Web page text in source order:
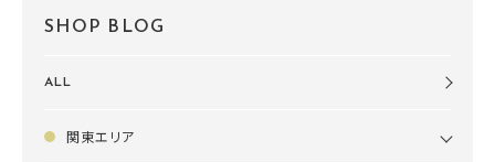
SHOP BLOG
ALL
関東エリア